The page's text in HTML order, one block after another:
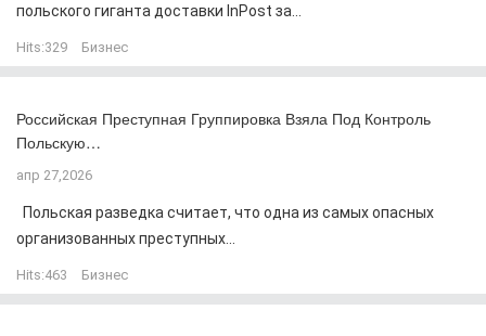
польского гиганта доставки InPost за...
Hits:329 Бизнес
Российская Преступная Группировка Взяла Под Контроль
Польскую…
апр 27,2026
Польская разведка считает, что одна из самых опасных
организованных преступных...
Hits:463 Бизнес